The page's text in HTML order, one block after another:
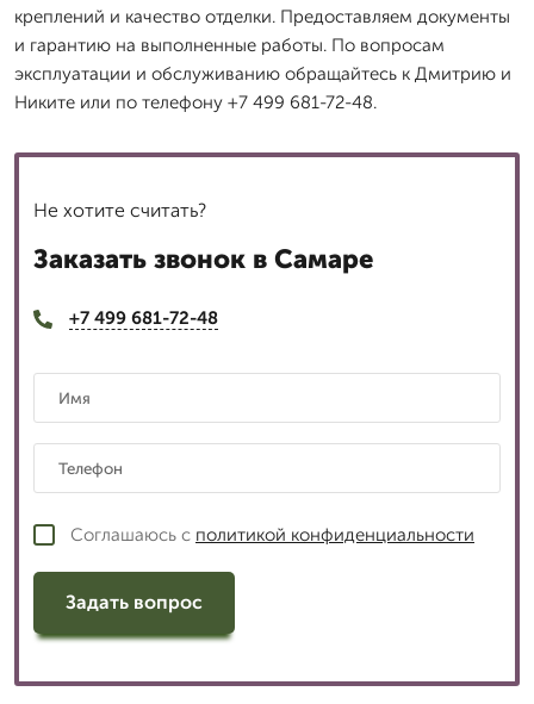
креплений и качество отделки. Предоставляем документы
и гарантию на выполненные работы. По вопросам
эксплуатации и обслуживанию обращайтесь к Дмитрию и
Никите или по телефону +7 499 681-72-48.
Не хотите считать?
Заказать звонок в Самаре
+7 499 681-72-48
Соглашаюсь с политикой конфиденциальности
Задать вопрос